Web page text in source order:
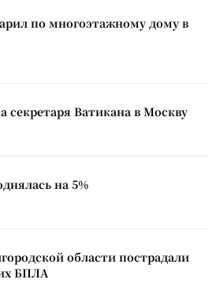
по многоэтажному дому в
секретаря Ватикана в Москву
на 5%
области пострадали
БПЛА